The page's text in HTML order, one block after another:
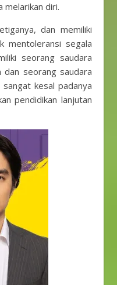
melarikan diri.
dan memiliki
mentoleransi segala
seorang saudara
seorang saudara
sangat kesal padanya
pendidikan lanjutan